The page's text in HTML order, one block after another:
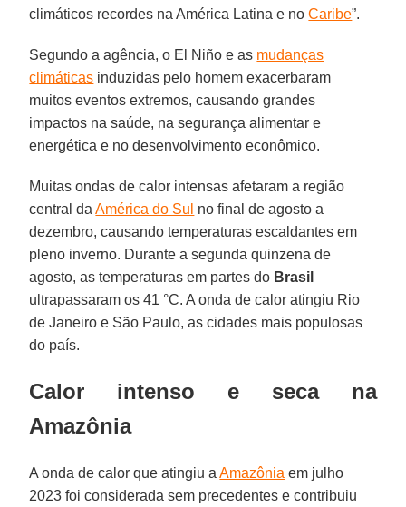
climáticos recordes na América Latina e noCaribe”.
Segundo a agência, o El Niño e as mudanças
climáticas induzidas pelo homem exacerbaram
muitos eventos extremos, causando grandes
impactos na saúde, na segurança alimentar e
energética e no desenvolvimento econômico.
Muitas ondas de calor intensas afetaram a região
central daAmérica do Sul no final de agosto a
dezembro, causando temperaturas escaldantes em
pleno inverno. Durante a segunda quinzena de
agosto, as temperaturas em partes do Brasil
ultrapassaram os 41 °C. A onda de calor atingiu Rio
de Janeiro e São Paulo, as cidades mais populosas
do país.
Calor intenso e seca na
Amazônia
A onda de calor que atingiu aAmazônia em julho
2023 foi considerada sem precedentes e contribuiu